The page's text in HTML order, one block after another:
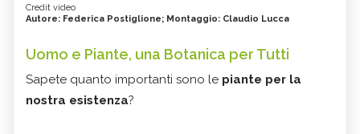
Credit video
Autore: Federica Postiglione; Montaggio: Claudio Lucca
Uomo e Piante, una Botanica per Tutti
Sapete quanto importanti sono le piante per la
nostra esistenza?